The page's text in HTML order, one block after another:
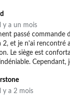
y a un mois
passé commande
2, et je n'ai rencontré
Le siège est
Cependant,
y a 2 mois